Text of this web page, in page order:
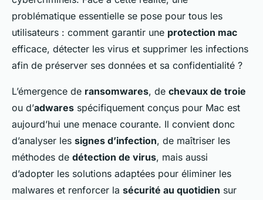
problématique essentielle se pose pour tous les
utilisateurs : comment garantir une protection mac
efficace, détecter les virus et supprimer les infections
afin de préserver ses données et sa confidentialité ?
L’émergence de ransomwares, de chevaux de troie
ou d’adwares spécifiquement conçus pour Mac est
aujourd’hui une menace courante. Il convient donc
d’analyser les signes d’infection, de maîtriser les
méthodes de détection de virus, mais aussi
d’adopter les solutions adaptées pour éliminer les
malwares et renforcer la sécurité au quotidien sur